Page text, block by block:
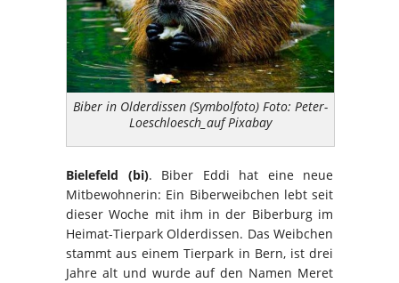
Biber in Olderdissen (Symbolfoto) Foto: Peter-
Loeschloesch_auf Pixabay
Bielefeld (bi). Biber Eddi hat eine neue
Mitbewohnerin: Ein Biberweibchen lebt seit
dieser Woche mit ihm in der Biberburg im
Heimat-Tierpark Olderdissen. Das Weibchen
stammt aus einem Tierpark in Bern, ist drei
Jahre alt und wurde auf den Namen Meret